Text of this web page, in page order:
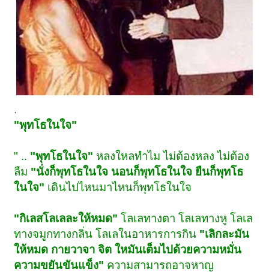
.
"พุทโธในใจ"
" .. "พุทโธในใจ" หลงใหลทำไม ไม่ต้องหลง ไม่ต้อง
ลืม "นั่งก็พุทโธในใจ นอนก็พุทโธในใจ ยืนก็พุทโธ
ในใจ" เดินไปไหนมาไหนก็พุทโธในใจ
"กิเลสโลเลละให้หมด" โลเลทางตา โลเลทางหู โลเล
ทางจมูกทางกลิ่น โลเลในอาหารการกิน "เลิกละมัน
ให้หมด กายวาจา จิต ใหมันเต็มไปด้วยความหมั่น
ความขยันขันแข็ง" ความสามารถอาจหาญ